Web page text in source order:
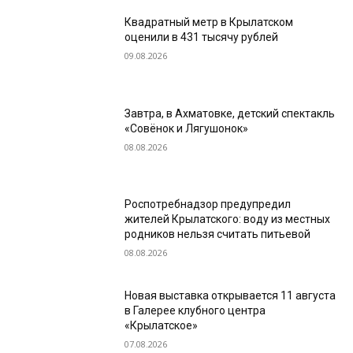
Квадратный метр в Крылатском
оценили в 431 тысячу рублей
09.08.2026
Завтра, в Ахматовке, детский спектакль
«Совёнок и Лягушонок»
08.08.2026
Роспотребнадзор предупредил
жителей Крылатского: воду из местных
родников нельзя считать питьевой
08.08.2026
Новая выставка открывается 11 августа
в Галерее клубного центра
«Крылатское»
07.08.2026